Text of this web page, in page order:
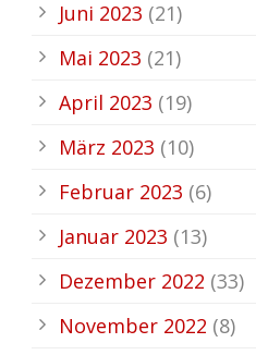
Juni 2023 (21)
Mai 2023 (21)
April 2023 (19)
März 2023 (10)
Februar 2023 (6)
Januar 2023 (13)
Dezember 2022 (33)
November 2022 (8)